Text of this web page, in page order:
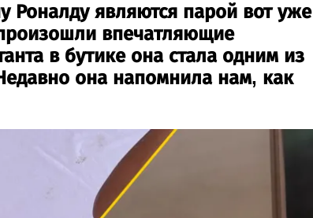
являются парой вот
впечатляющие
в бутике она стала одним из
она напомнила нам, как